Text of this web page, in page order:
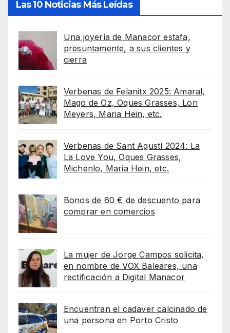
Las 10 Noticias Más Leídas
Una joyería de Manacor estafa,
presuntamente, a sus clientes y
cierra
Verbenas de Felanitx 2025: Amaral,
Mago de Oz, Oques Grasses, Lori
Meyers, Maria Hein, etc.
Verbenas de Sant Agustí 2024: La
La Love You, Oques Grasses,
Michenlo, Maria Hein, etc.
Bonos de 60 € de descuento para
comprar en comercios
La mujer de Jorge Campos solicita,
en nombre de VOX Baleares, una
rectificación a Digital Manacor
Encuentran el cadaver calcinado de
una persona en Porto Cristo